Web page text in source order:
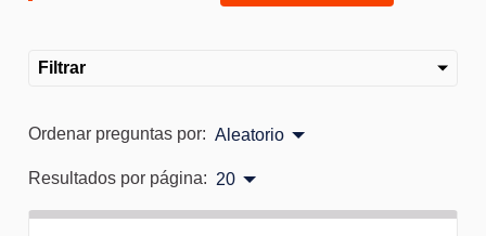
Filtrar
Ordenar preguntas por: Aleatorio
Resultados por página: 20